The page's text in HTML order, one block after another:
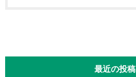
最近の投稿